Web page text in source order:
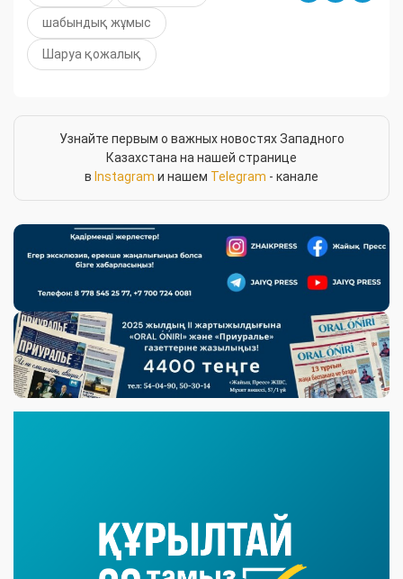
шабындық жұмыс
Шаруа қожалық
Узнайте первым о важных новостях Западного
Казахстана на нашей странице
в Instagram и нашем Telegram - канале